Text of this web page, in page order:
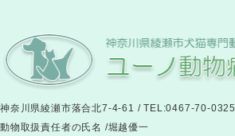
神奈川県綾瀬市落合北7-4-61 / TEL:0467-70-0325
動物取扱責任者の氏名 /堀越優一